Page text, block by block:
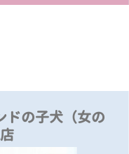
ドの子犬（女の